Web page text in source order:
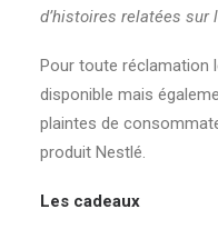
d’histoires relatées sur
Pour toute réclamation
disponible mais
plaintes de
produit Nestlé.
Les cadeaux